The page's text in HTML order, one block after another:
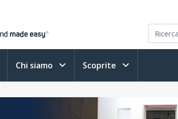
Chi siamo Scoprite